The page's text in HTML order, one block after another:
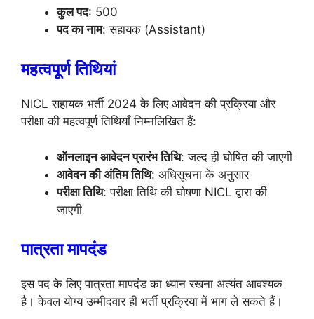
कुल पद: 500
पद का नाम: सहायक (Assistant)
महत्वपूर्ण तिथियां
NICL सहायक भर्ती 2024 के लिए आवेदन की प्रक्रिया और
परीक्षा की महत्वपूर्ण तिथियाँ निम्नलिखित हैं:
ऑनलाइन आवेदन प्रारंभ तिथि: जल्द ही घोषित की जाएगी
आवेदन की अंतिम तिथि: अधिसूचना के अनुसार
परीक्षा तिथि: परीक्षा तिथि की घोषणा NICL द्वारा की
जाएगी
पात्रता मापदंड
इस पद के लिए पात्रता मापदंड का ध्यान रखना अत्यंत आवश्यक
है। केवल योग्य उम्मीदवार ही भर्ती प्रक्रिया में भाग ले सकते हैं।